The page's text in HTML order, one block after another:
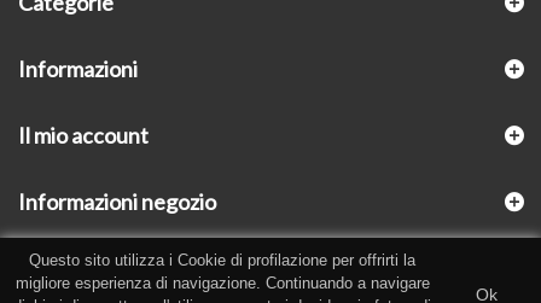
Informazioni
Il mio account
Informazioni negozio
Questo sito utilizza i Cookie di profilazione per offrirti la
migliore esperienza di navigazione. Continuando a navigare
Ok